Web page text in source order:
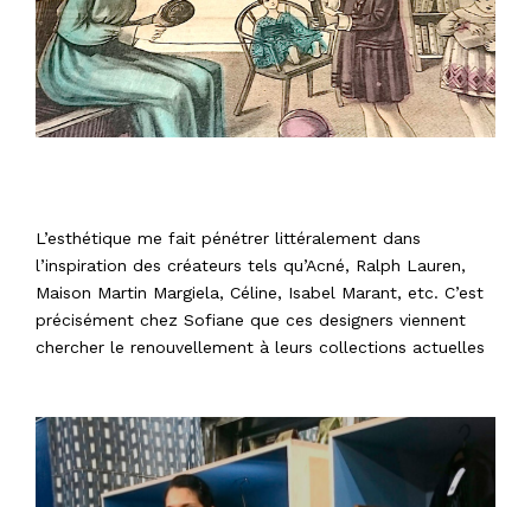
L’esthétique me fait pénétrer littéralement dans
l’inspiration des créateurs tels qu’Acné, Ralph Lauren,
Maison Martin Margiela, Céline, Isabel Marant, etc. C’est
précisément chez Sofiane que ces designers viennent
chercher le renouvellement à leurs collections actuelles